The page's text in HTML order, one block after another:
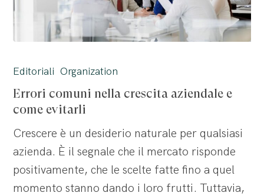
comuni
nella
crescita
e
come
evitarli
Editoriali Organization
Errori comuni nella crescita aziendale e
come evitarli
Crescere è un desiderio naturale per qualsiasi
azienda. È il segnale che il mercato risponde
positivamente, che le scelte fatte fino a quel
momento stanno dando i loro frutti. Tuttavia,